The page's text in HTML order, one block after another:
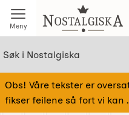
Meny
Obs! Våre tekster er
fikser feilene så fort vi kan